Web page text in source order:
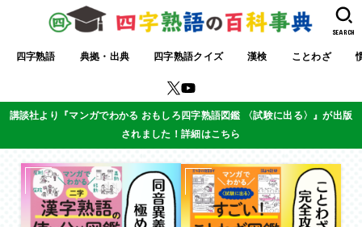
四字熟語 典拠・出典 四字熟語クイズ 漢検 ことわざ
SEARCH
講談社より『マンガでわかる おもしろ四字熟語図鑑 〈試験に出る〉』が出版
されました！詳細はこちら